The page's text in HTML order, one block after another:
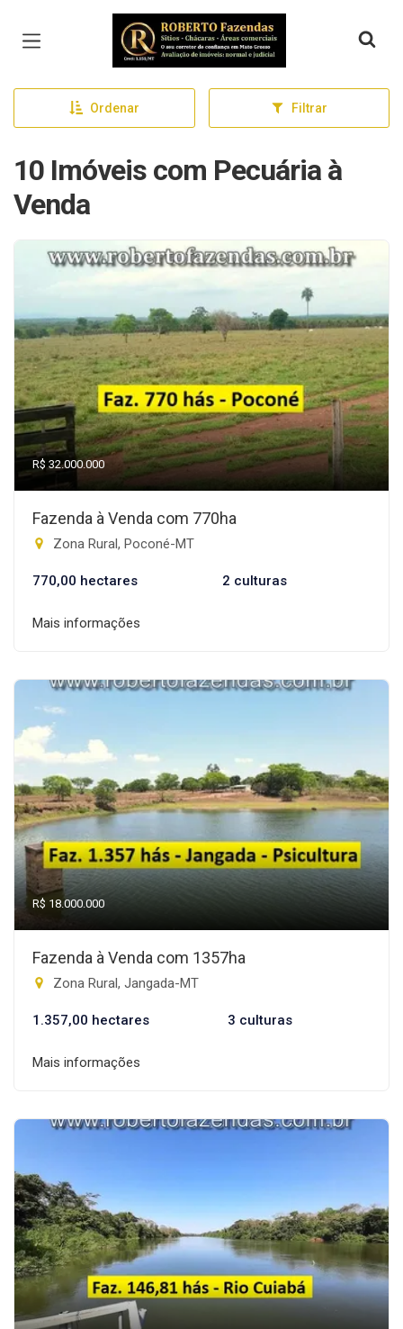
Página inicial
Ordenar Filtrar
10 Imóveis com Pecuária à
Venda
R$ 32.000.000
Fazenda à Venda com 770ha
Zona Rural, Poconé-MT
770,00 hectares 2 culturas
Mais informações
R$ 18.000.000
Fazenda à Venda com 1357ha
Zona Rural, Jangada-MT
1.357,00 hectares 3 culturas
Mais informações